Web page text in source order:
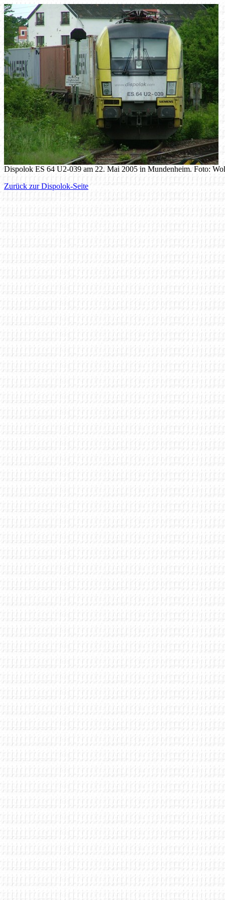
Dispolok ES 64 U2-039 am 22. Mai 2005 in Mundenheim. Foto:
Zurück zur Dispolok-Seite